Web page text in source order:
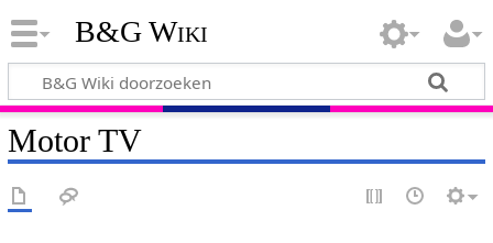
B&G Wiki
Motor TV